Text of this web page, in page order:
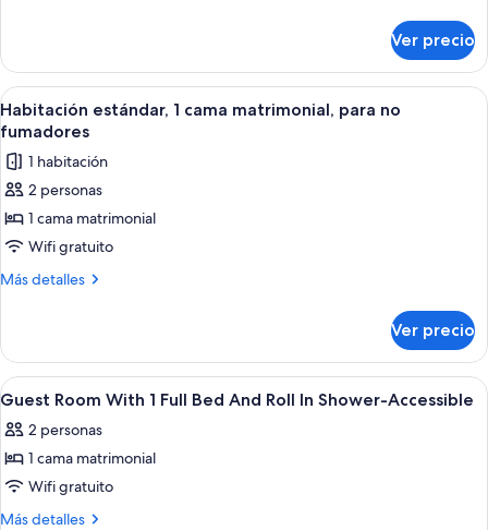
para
no
fumadores
estándar,
cama
matrimonial,
no
fumadores
Ver precio
Abrir
todas
las
fotos
de
Habitación
estándar,
1
para
no
fumadores
Una habitación con una mesa
6
Habitación estándar, 1 cama matrimonial, para no
fumadores
1 habitación
2 personas
1 cama matrimonial
Wifi gratuito
Más detalles
Más
estándar,
cama
para
no
Ver precio
Abrir
todas
las
fotos
de
Guest
Cortinas blackout, tabla de planchar
6
Guest Room With 1 Full Bed And Roll In Shower-Accessible
2 personas
1 cama matrimonial
Wifi gratuito
Más detalles
Más